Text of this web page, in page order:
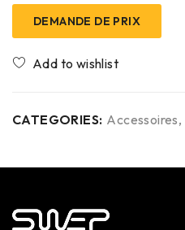
DEMANDE DE PRIX
CATEGORIES: Accessoires,